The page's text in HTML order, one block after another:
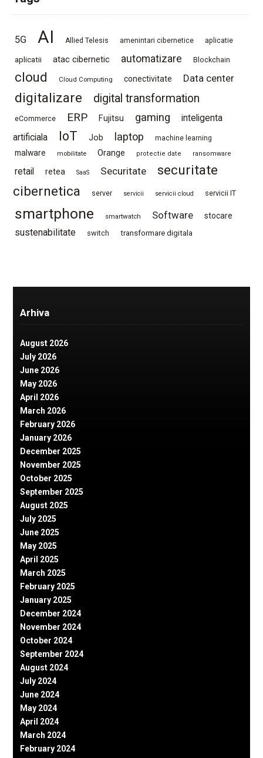
5G AI Allied Telesis amenintari cibernetice aplicatie
aplicatii atac cibernetic automatizare Blockchain
cloud Cloud Computing conectivitate Data center
digitalizare digital transformation
eCommerce ERP Fujitsu gaming
inteligenta
artificiala
IoT Job laptop machine learning
malware mobilitate Orange protectie date ransomware
retail retea SaaS Securitate
securitate
cibernetica
server servicii servicii cloud servicii IT
smartphone smartwatch Software stocare
sustenabilitate switch transformare digitala
Arhiva
August 2026
July 2026
June 2026
May 2026
April 2026
March 2026
February 2026
January 2026
December 2025
November 2025
October 2025
September 2025
August 2025
July 2025
June 2025
May 2025
April 2025
March 2025
February 2025
January 2025
December 2024
November 2024
October 2024
September 2024
August 2024
July 2024
June 2024
May 2024
April 2024
March 2024
February 2024